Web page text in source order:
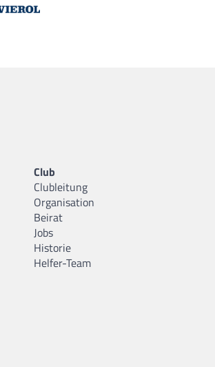
Club
Clubleitung
Organisation
Beirat
Jobs
Historie
Helfer-Team